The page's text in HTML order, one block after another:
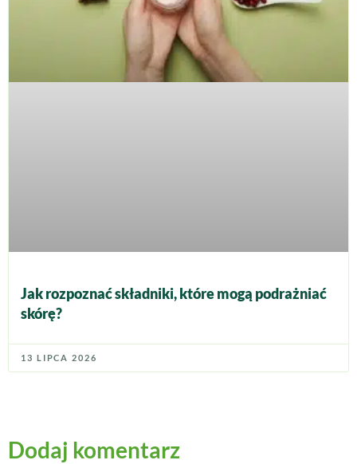
Jak rozpoznać składniki, które mogą podrażniać
skórę?
13 LIPCA 2026
Dodaj komentarz